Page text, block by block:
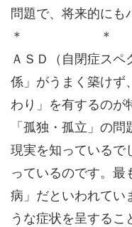
問題で、将来的にも
＊
ＡＳＤ（自閉症ス
係」がうまく築けず
わり」を有するのが
「孤独・孤立」の
現実を知っているで
っているのです。
病」だといわれてい
うな症状を呈する